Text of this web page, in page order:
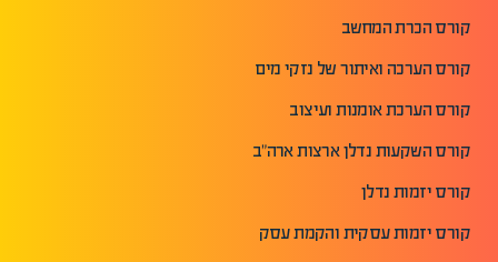
קורס הכרת המחשב
קורס הערכה ואיתור של נזקי מים
קורס הערכת אומנות ועיצוב
קורס השקעות נדלן ארצות ארה"ב
קורס יזמות נדלן
קורס יזמות עסקית והקמת עסק